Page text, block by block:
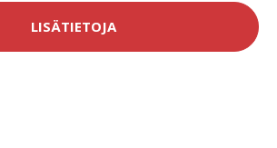
LISÄTIETOJA